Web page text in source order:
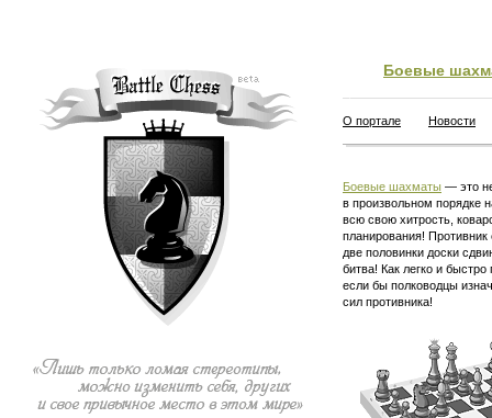
Боевые
О портале Новости
Боевые шахматы — это
в произвольном порядке
всю свою хитрость,
планирования!
две половинки доски
битва! Как легко и
если бы полководцы
сил противника!